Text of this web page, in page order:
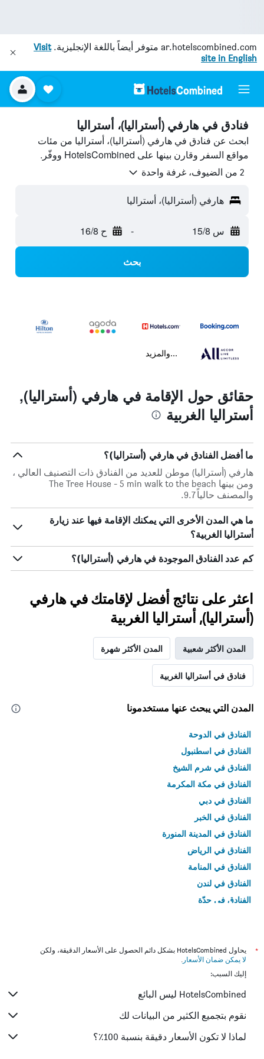
ar.hotelscombined.com متوفر أيضاً باللغة الإنجليزية.Visit
site in English
فنادق في هارفي (أستراليا)، أستراليا
ابحث عن فنادق في هارفي (أستراليا)، أستراليا من مئات
مواقع السفر وقارن بينها على HotelsCombined ووفّر.
2 من الضيوف، غرفة واحدة
هارفي (أستراليا)، أستراليا
س 15/8 - ح 16/8
بحث
...والمزيد
حقائق حول الإقامة في هارفي (أستراليا),
أستراليا الغربية
ما أفضل الفنادق في هارفي (أستراليا)؟
هارفي (أستراليا) موطن للعديد من الفنادق ذات التصنيف العالي ،
ومن بينها The Tree House - 5 min walk to the beach
والمصنف حالياً 9.7.
ما هي المدن الأخرى التي يمكنك الإقامة فيها عند زيارة
أستراليا الغربية؟
كم عدد الفنادق الموجودة في هارفي (أستراليا)؟
اعثر على نتائج أفضل لإقامتك في هارفي
(أستراليا), أستراليا الغربية
المدن الأكثر شعبية المدن الأكثر شهرة
فنادق في أستراليا الغربية
المدن التي يبحث عنها مستخدمونا
الفنادق في الدوحة
الفنادق في اسطنبول
الفنادق في شرم الشيخ
الفنادق في مكة المكرمة
الفنادق في دبي
الفنادق في الخبر
الفنادق في المدينة المنورة
الفنادق في الرياض
الفنادق في المنامة
الفنادق في لندن
الفنادق في جدّة
*
يحاول HotelsCombined بشكل دائم الحصول على الأسعار الدقيقة، ولكن
لا يمكن ضمان الأسعار .
إليك السبب:
HotelsCombined ليس البائع
نقوم بتجميع الكثير من البيانات لك
لماذا لا تكون الأسعار دقيقة بنسبة 100٪؟